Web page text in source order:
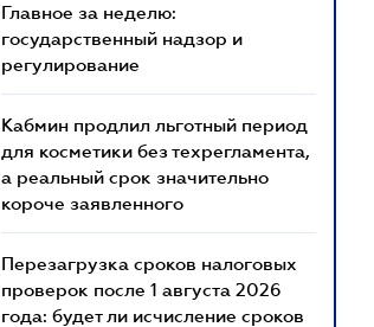
Главное за неделю:
государственный надзор и
регулирование
Кабмин продлил льготный период
для косметики без техрегламента,
а реальный срок значительно
короче заявленного
Перезагрузка сроков налоговых
проверок после 1 августа 2026
года: будет ли исчисление сроков